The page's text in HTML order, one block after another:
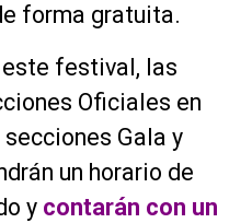
forma gratuita.
festival, las
Oficiales en
Gala y
un horario de
y contarán con un